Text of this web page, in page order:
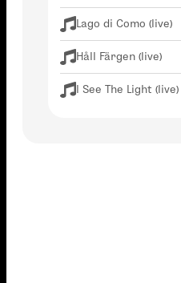
Lago di Como (live)
Håll Färgen (live)
I See The Light (live)